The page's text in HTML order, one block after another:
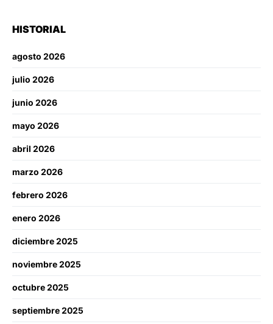
HISTORIAL
agosto 2026
julio 2026
junio 2026
mayo 2026
abril 2026
marzo 2026
febrero 2026
enero 2026
diciembre 2025
noviembre 2025
octubre 2025
septiembre 2025